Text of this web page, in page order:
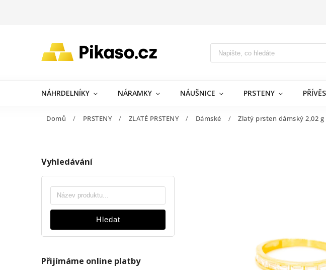
NÁHRDELNÍKY NÁRAMKY NÁUŠNICE PRSTENY
Domů / PRSTENY / ZLATÉ PRSTENY / Dámské / Zlatý prsten dámský 2,02 g
Vyhledávání
Hledat
Přijímáme online platby